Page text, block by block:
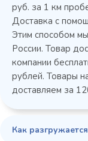
руб. за 1 км
Доставка с
Этим способом
России. Товар
компании
рублей. Товары
доставляем за
Как